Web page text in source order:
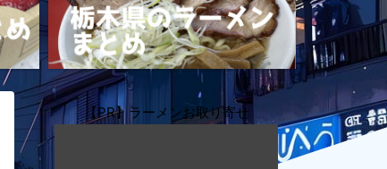
【PR】ラーメンお取り寄せ